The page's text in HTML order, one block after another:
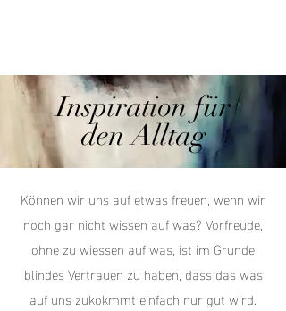
Inspiration für
den Alltag
Können wir uns auf etwas freuen, wenn wir
noch gar nicht wissen auf was? Vorfreude,
ohne zu wiessen auf was, ist im Grunde
blindes Vertrauen zu haben, dass das was
auf uns zukokmmt einfach nur gut wird.